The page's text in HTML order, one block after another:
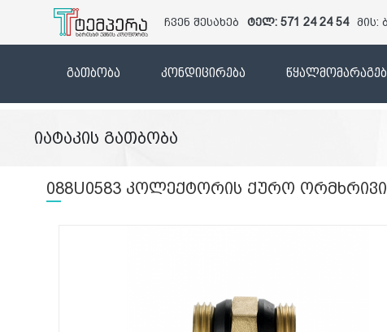
ჩვენ შესახებ ტელ: 571 24 24 54 მის:
გათბობა კონდიცირება
იატაკის გათბობა
088U0583 კოლექტორის ქურო